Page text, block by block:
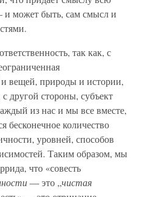
может быть, сам смысл и
так как, с
вещей, природы и истории,
другой стороны, субъект
из нас и мы все вместе,
бесконечное количество
уровней, способов
Таким образом, мы
что «совесть
— это „чистая